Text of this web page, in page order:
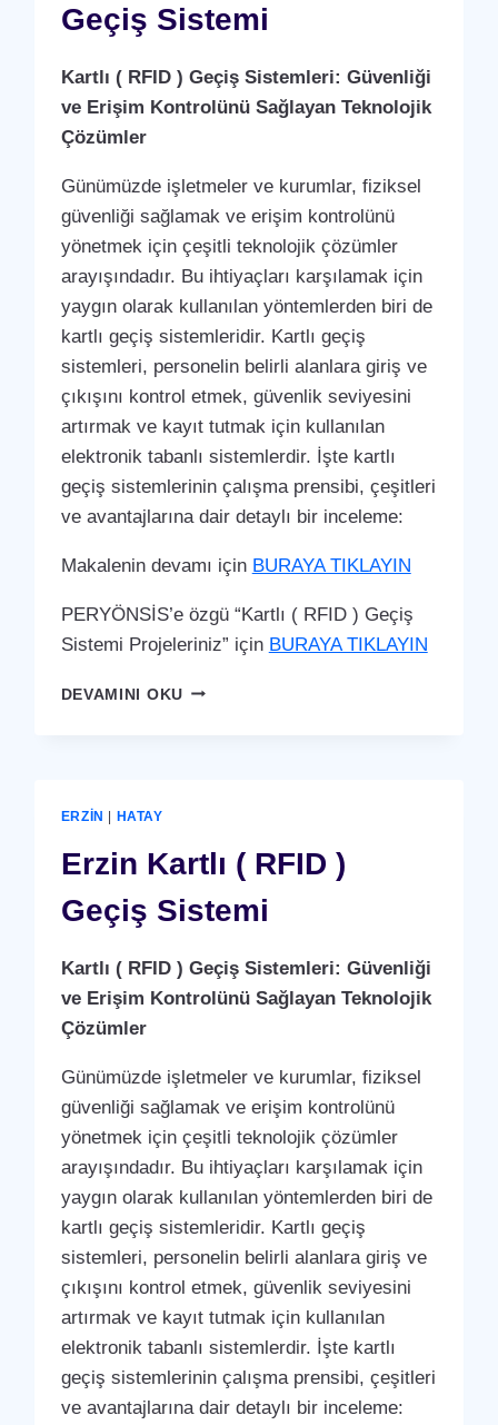
Geçiş Sistemi
Kartlı ( RFID ) Geçiş Sistemleri: Güvenliği
ve Erişim Kontrolünü Sağlayan Teknolojik
Çözümler
Günümüzde işletmeler ve kurumlar, fiziksel
güvenliği sağlamak ve erişim kontrolünü
yönetmek için çeşitli teknolojik çözümler
arayışındadır. Bu ihtiyaçları karşılamak için
yaygın olarak kullanılan yöntemlerden biri de
kartlı geçiş sistemleridir. Kartlı geçiş
sistemleri, personelin belirli alanlara giriş ve
çıkışını kontrol etmek, güvenlik seviyesini
artırmak ve kayıt tutmak için kullanılan
elektronik tabanlı sistemlerdir. İşte kartlı
geçiş sistemlerinin çalışma prensibi, çeşitleri
ve avantajlarına dair detaylı bir inceleme:
Makalenin devamı için BURAYA TIKLAYIN
PERYÖNSİS’e özgü “Kartlı ( RFID ) Geçiş
Sistemi Projeleriniz” için BURAYA TIKLAYIN
DEVAMINI OKUHASSA
ERZIN | HATAY
Erzin Kartlı ( RFID )
Geçiş Sistemi
Kartlı ( RFID ) Geçiş Sistemleri: Güvenliği
ve Erişim Kontrolünü Sağlayan Teknolojik
Çözümler
Günümüzde işletmeler ve kurumlar, fiziksel
güvenliği sağlamak ve erişim kontrolünü
yönetmek için çeşitli teknolojik çözümler
arayışındadır. Bu ihtiyaçları karşılamak için
yaygın olarak kullanılan yöntemlerden biri de
kartlı geçiş sistemleridir. Kartlı geçiş
sistemleri, personelin belirli alanlara giriş ve
çıkışını kontrol etmek, güvenlik seviyesini
artırmak ve kayıt tutmak için kullanılan
elektronik tabanlı sistemlerdir. İşte kartlı
geçiş sistemlerinin çalışma prensibi, çeşitleri
ve avantajlarına dair detaylı bir inceleme: